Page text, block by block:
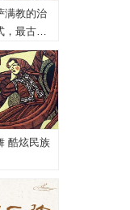
满教的治
，最古老
！
酷炫民族